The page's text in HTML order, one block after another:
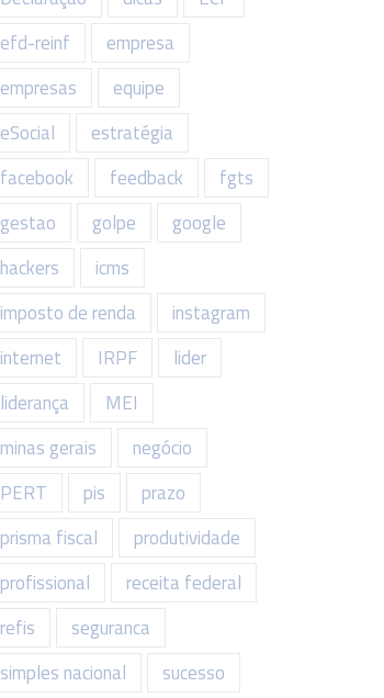
efd-reinf
empresa
empresas
equipe
eSocial
estratégia
facebook
feedback
fgts
gestao
golpe
google
hackers
icms
imposto de renda
instagram
internet
IRPF
lider
liderança
MEI
minas gerais
negócio
PERT
pis
prazo
prisma fiscal
produtividade
profissional
receita federal
refis
seguranca
simples nacional
sucesso